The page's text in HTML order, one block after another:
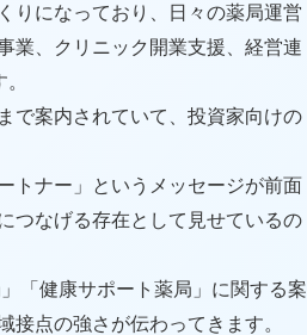
りになっており、日々の薬局運営
業、クリニック開業支援、経営連
で案内されていて、投資家向けの
トナー」というメッセージが前面
つなげる存在として見せているの
「健康サポート薬局」に関する案
点の強さが伝わってきます。